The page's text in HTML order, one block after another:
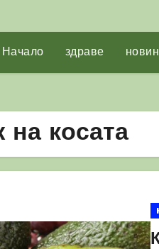
Начало здраве
на косата